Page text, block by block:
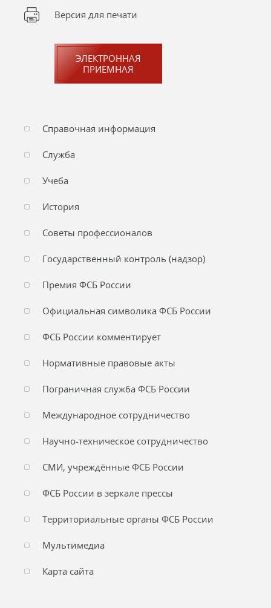
Версия для печати
ЭЛЕКТРОННАЯ
ПРИЕМНАЯ
Справочная информация
Служба
Учеба
История
Советы профессионалов
Государственный контроль (надзор)
Премия ФСБ России
Официальная символика ФСБ России
ФСБ России комментирует
Нормативные правовые акты
Пограничная служба ФСБ России
Международное сотрудничество
Научно-техническое сотрудничество
СМИ, учреждённые ФСБ России
ФСБ России в зеркале прессы
Территориальные органы ФСБ России
Мультимедиа
Карта сайта